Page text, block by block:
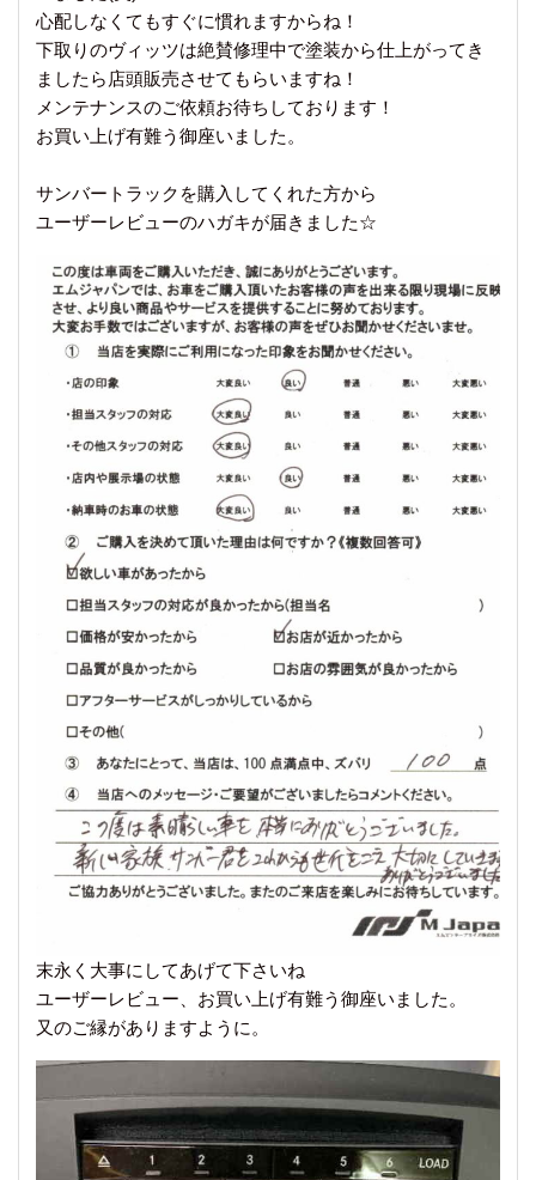
心配しなくてもすぐに慣れますからね！
下取りのヴィッツは絶賛修理中で塗装から仕上がってき
ましたら店頭販売させてもらいますね！
メンテナンスのご依頼お待ちしております！
お買い上げ有難う御座いました。
サンバートラックを購入してくれた方から
ユーザーレビューのハガキが届きました☆
末永く大事にしてあげて下さいね
ユーザーレビュー、お買い上げ有難う御座いました。
又のご縁がありますように。